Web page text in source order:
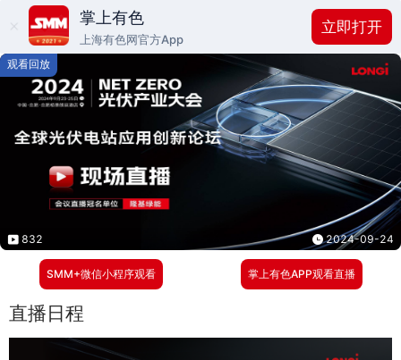
掌上有色
上海有色网官方App
立即打开
观看回放
832 2024-09-24
SMM+微信小程序观看 掌上有色APP观看直播
直播日程